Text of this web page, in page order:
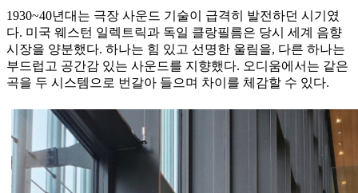
1930~40년대는 극장 사운드 기술이 급격히 발전하던 시기였
다. 미국 웨스턴 일렉트릭과 독일 클랑필름은 당시 세계 음향
시장을 양분했다. 하나는 힘 있고 선명한 울림을, 다른 하나는
부드럽고 공간감 있는 사운드를 지향했다. 오디움에서는 같은
곡을 두 시스템으로 번갈아 들으며 차이를 체감할 수 있다.